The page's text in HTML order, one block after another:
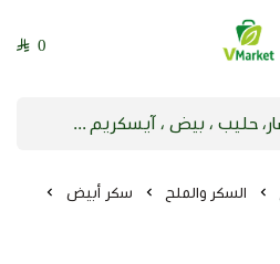
فيلج ماركت | VMarket
0
السكر والملح
سكر أبيض